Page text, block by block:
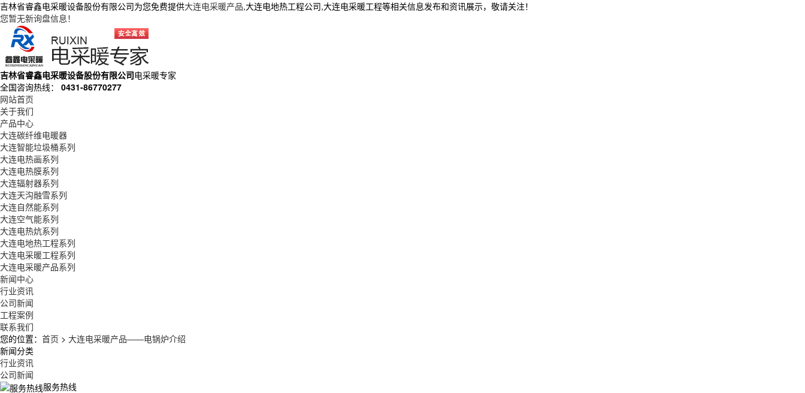
吉林省睿鑫电采暖设备股份有限公司为您免费提供大连电采暖产品,大连电地热工程公司,大连电采暖工程等相关信息发布和资讯展示，敬请关注！
您暂无新询盘信息！
吉林省睿鑫电采暖设备股份有限公司电采暖专家
全国咨询热线：
0431-86770277
网站首页
关于我们
产品中心
大连碳纤维电暖器
大连智能垃圾桶系列
大连电热画系列
大连电热膜系列
大连辐射器系列
大连天沟融雪系列
大连自然能系列
大连空气能系列
大连电热炕系列
大连电地热工程系列
大连电采暖工程系列
大连电采暖产品系列
新闻中心
行业资讯
公司新闻
工程案例
联系我们
您的位置： 首页 > 大连电采暖产品——电锅炉介绍
新闻分类
行业资讯
公司新闻
服务热线